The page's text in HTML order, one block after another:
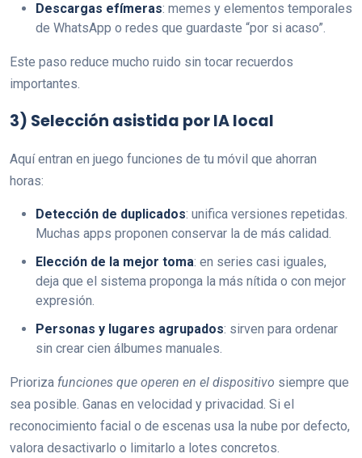
Descargas efímeras: memes y elementos temporales
de WhatsApp o redes que guardaste “por si acaso”.
Este paso reduce mucho ruido sin tocar recuerdos
importantes.
3) Selección asistida por IA local
Aquí entran en juego funciones de tu móvil que ahorran
horas:
Detección de duplicados: unifica versiones repetidas.
Muchas apps proponen conservar la de más calidad.
Elección de la mejor toma: en series casi iguales,
deja que el sistema proponga la más nítida o con mejor
expresión.
Personas y lugares agrupados: sirven para ordenar
sin crear cien álbumes manuales.
Prioriza funciones que operen en el dispositivo siempre que
sea posible. Ganas en velocidad y privacidad. Si el
reconocimiento facial o de escenas usa la nube por defecto,
valora desactivarlo o limitarlo a lotes concretos.